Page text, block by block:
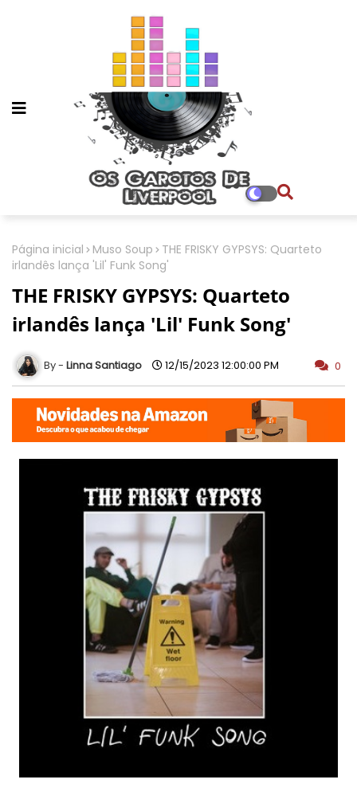
Página inicial Muso Soup
THE FRISKY GYPSYS: Quarteto
irlandês lança 'Lil' Funk Song'
THE FRISKY GYPSYS: Quarteto
irlandês lança 'Lil' Funk Song'
Linna Santiago 12/15/2023 12:00:00 PM 0